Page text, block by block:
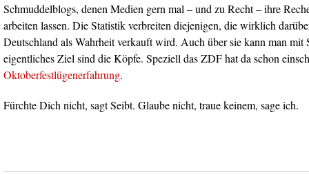
Schmuddelblogs, denen Medien gern mal – und zu Recht – ihre
arbeiten lassen. Die Statistik verbreiten diejenigen, die wirklich
Deutschland als Wahrheit verkauft wird. Auch über sie kann man mit
eigentliches Ziel sind die Köpfe. Speziell das ZDF hat da schon
Oktoberfestlügenerfahrung.
Fürchte Dich nicht, sagt Seibt. Glaube nicht, traue keinem, sage ich.